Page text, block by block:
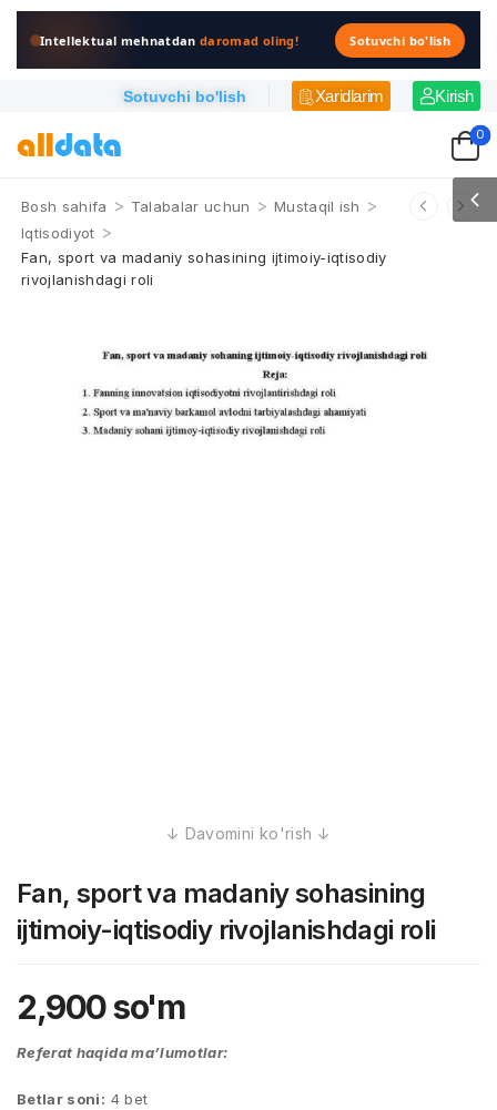
Intellektual mehnatdandaromad oling! Sotuvchi bo'lish
Sotuvchi bo'lish Xaridlarim Kirish
0
Bosh sahifa > Talabalar uchun > Mustaqil ish >
Iqtisodiyot >
Fan, sport va madaniy sohasining ijtimoiy-iqtisodiy
rivojlanishdagi roli
Fan, sport va madaniy sohasining
ijtimoiy-iqtisodiy rivojlanishdagi roli
2,900so'm
Referat haqida ma’lumotlar:
Betlar soni: 4 bet